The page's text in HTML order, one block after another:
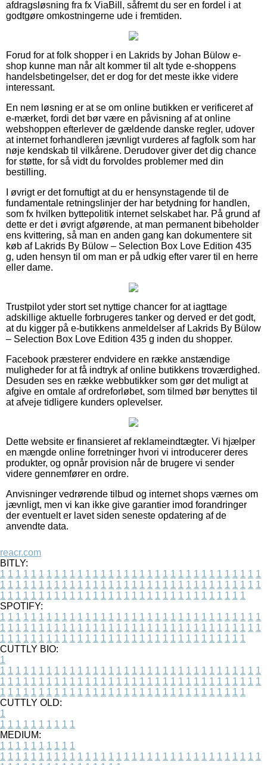
afdragsløsning fra fx ViaBill, såfremt du ser en fordel i at
godtgøre omkostningerne ude i fremtiden.
Forud for at folk shopper i en Lakrids by Johan Bülow e-
shop kunne man når alt kommer til alt tyde e-shoppens
handelsbetingelser, det er dog for det meste ikke videre
interessant.
En nem løsning er at se om online butikken er verificeret af
e-mærket, fordi det bør være en påvisning af at online
webshoppen efterlever de gældende danske regler, udover
at internet forhandleren jævnligt vurderes af fagfolk som har
nøje kendskab til vilkårene. Derudover giver det dig chance
for støtte, for så vidt du forvoldes problemer med din
bestilling.
I øvrigt er det fornuftigt at du er hensynstagende til de
fundamentale retningslinjer der har betydning for handlen,
som fx hvilken byttepolitik internet selskabet har. På grund af
dette er det i øvrigt afgørende, at man permanent bibeholder
ens kvittering, så man en anden gang kan dokumentere sit
køb af Lakrids By Bülow – Selection Box Love Edition 435
g, uden hensyn til om man er på udkig efter varer til en herre
eller dame.
Trustpilot yder stort set nyttige chancer for at iagttage
adskillige aktuelle forbrugeres tanker og derved er det godt,
at du kigger på e-butikkens anmeldelser af Lakrids By Bülow
– Selection Box Love Edition 435 g inden du shopper.
Facebook præsterer endvidere en række anstændige
muligheder for at få indtryk af online butikkens troværdighed.
Desuden ses en række webbutikker som gør det muligt at
afgive en omtale af ordreforløbet, som tilmed bør benyttes til
at afveje tidligere kunders oplevelser.
Dette website er finansieret af reklameindtægter. Vi hjælper
en mængde online forretninger hvori vi introducerer deres
produkter, og opnår provision når de brugere vi sender
videre gennemfører en ordre.
Anvisninger vedrørende tilbud og internet shops værnes om
jævnligt, men vi kan ikke give garantier imod forandringer
der eventuelt er lavet siden seneste opdatering af de
anvendte data.
reacr.com
BITLY:
1 1 1 1 1 1 1 1 1 1 1 1 1 1 1 1 1 1 1 1 1 1 1 1 1 1 1 1 1 1 1 1 1 1
1 1 1 1 1 1 1 1 1 1 1 1 1 1 1 1 1 1 1 1 1 1 1 1 1 1 1 1 1 1 1 1 1 1
1 1 1 1 1 1 1 1 1 1 1 1 1 1 1 1 1 1 1 1 1 1 1 1 1 1 1 1 1 1 1 1
SPOTIFY:
1 1 1 1 1 1 1 1 1 1 1 1 1 1 1 1 1 1 1 1 1 1 1 1 1 1 1 1 1 1 1 1 1 1
1 1 1 1 1 1 1 1 1 1 1 1 1 1 1 1 1 1 1 1 1 1 1 1 1 1 1 1 1 1 1 1 1 1
1 1 1 1 1 1 1 1 1 1 1 1 1 1 1 1 1 1 1 1 1 1 1 1 1 1 1 1 1 1 1 1
CUTTLY BIO:
1
1 1 1 1 1 1 1 1 1 1 1 1 1 1 1 1 1 1 1 1 1 1 1 1 1 1 1 1 1 1 1 1 1 1
1 1 1 1 1 1 1 1 1 1 1 1 1 1 1 1 1 1 1 1 1 1 1 1 1 1 1 1 1 1 1 1 1 1
1 1 1 1 1 1 1 1 1 1 1 1 1 1 1 1 1 1 1 1 1 1 1 1 1 1 1 1 1 1 1 1
CUTTLY OLD:
1
1 1 1 1 1 1 1 1 1 1
MEDIUM:
1 1 1 1 1 1 1 1 1 1
1 1 1 1 1 1 1 1 1 1 1 1 1 1 1 1 1 1 1 1 1 1 1 1 1 1 1 1 1 1 1 1 1 1